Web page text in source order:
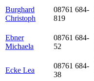
Burghard
Christoph
08761 684-
819
Ebner
Michaela
08761 684-
52
Ecke Lea
08761 684-
38